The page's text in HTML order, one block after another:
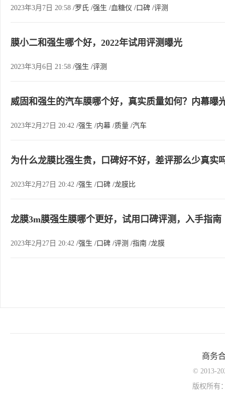
2023年3月7日 20:58 /罗氏 /强生 /血糖仪 /口碑 /评测
膜小二和强生哪个好，2022年试用评测曝光
2023年3月6日 21:58 /强生 /评测
威固和强生的汽车膜哪个好，真实质量如何？内幕曝
2023年2月27日 20:42 /强生 /内幕 /质量 /汽车
为什么龙膜比强生贵，口碑好不好，差评那么少真实
2023年2月27日 20:42 /强生 /口碑 /龙膜比
龙膜3m膜强生膜哪个更好，试用口碑评测，入手指南
2023年2月27日 20:42 /强生 /口碑 /评测 /指南 /龙膜
商务
© 2013-
版权所有